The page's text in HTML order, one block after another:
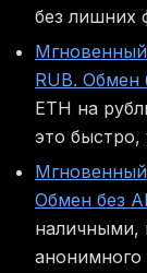
без лишних
RUB. Обмен
ETH на
это быстро,
Обмен без
наличными,
анонимного